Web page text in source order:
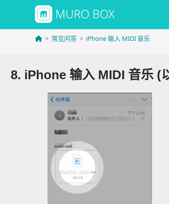
> 常见问答 > iPhone 输入 MIDI 音乐
8. iPhone 输入 MIDI 音乐 (